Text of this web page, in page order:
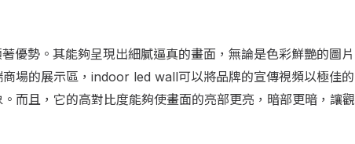
優勢。其能夠呈現出細膩逼真的畫面，無論是色彩鮮艷的圖片
場的展示區，indoor led wall可以將品牌的宣傳視頻以極佳的
而且，它的高對比度能夠使畫面的亮部更亮，暗部更暗，讓觀